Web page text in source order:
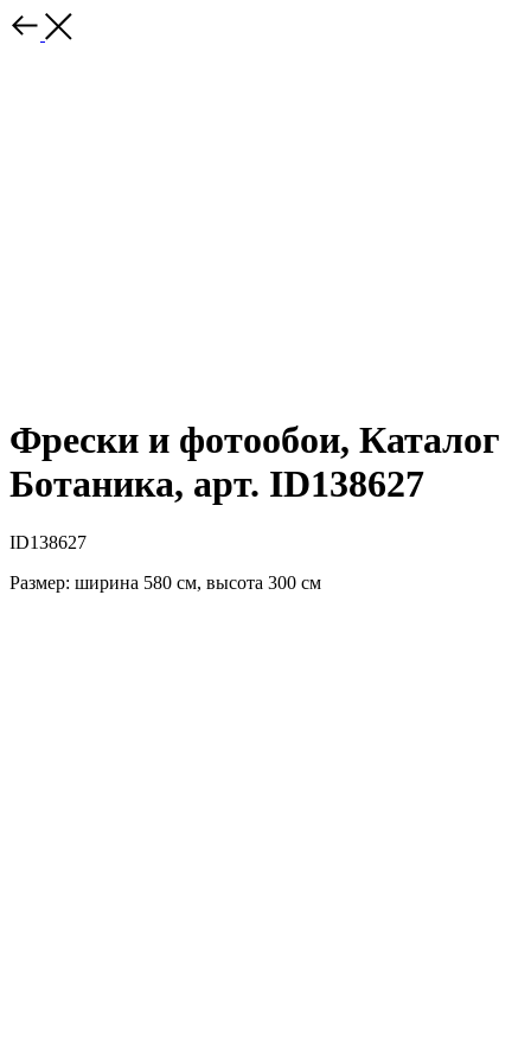
Фрески и фотообои, Каталог
Ботаника, арт. ID138627
ID138627
Размер: ширина 580 см, высота 300 см